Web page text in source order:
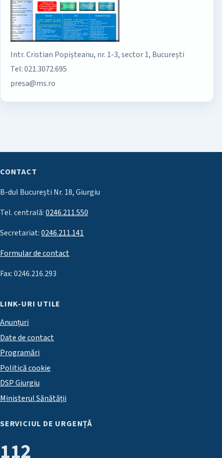
Intr. Cristian Popișteanu, nr. 1-3, sector 1, București
Tel: 021.3072.695
presa@ms.ro
CONTACT
B-dul București Nr. 18, Giurgiu
Tel. centrală:0246.211.550
Secretariat:0246.211.141
Formular de contact
Fax: 0246.216.293
LINK-URI UTILE
Anunțuri
Date de contact
Programări
Politică cookie
DSP Giurgiu
Ministerul Sănătății
SERVICIUL DE URGENȚĂ
112